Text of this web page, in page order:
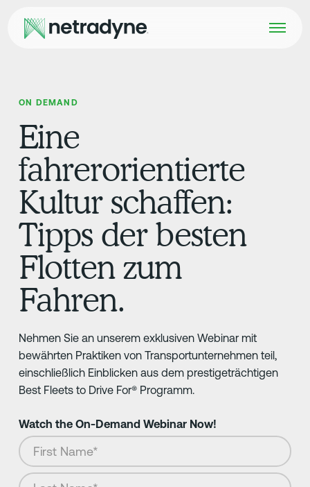
ON DEMAND
Eine
fahrerorientierte
Kultur schaffen:
Tipps der besten
Flotten zum
Fahren.
Nehmen Sie an unserem exklusiven Webinar mit
bewährten Praktiken von Transportunternehmen teil,
einschließlich Einblicken aus dem prestigeträchtigen
Best Fleets to Drive For® Programm.
Watch the On-Demand Webinar Now!